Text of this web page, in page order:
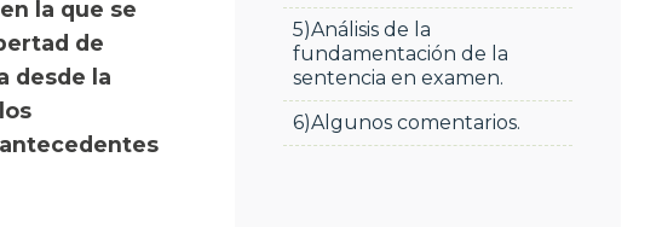
la que se
de
desde la
5)Análisis de la
fundamentación de la
sentencia en examen.
6)Algunos comentarios.